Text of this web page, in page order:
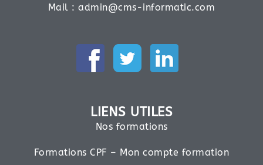
Mail :admin@cms-informatic.com
LIENS UTILES
Nos formations
Formations CPF – Mon compte formation